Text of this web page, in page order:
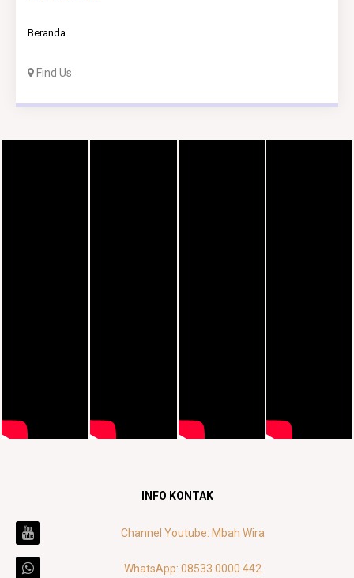
Beranda
Find Us
INFO KONTAK
Channel Youtube: Mbah Wira
WhatsApp: 08533 0000 442